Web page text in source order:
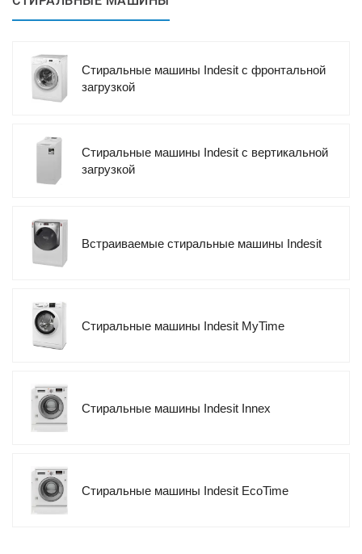
Стиральные машины Indesit с фронтальной
загрузкой
Стиральные машины Indesit с вертикальной
загрузкой
Встраиваемые стиральные машины Indesit
Стиральные машины Indesit MyTime
Стиральные машины Indesit Innex
Стиральные машины Indesit EcoTime